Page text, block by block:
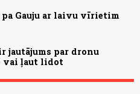
Gauju ar laivu vīrietim
jautājums par dronu
vai ļaut lidot